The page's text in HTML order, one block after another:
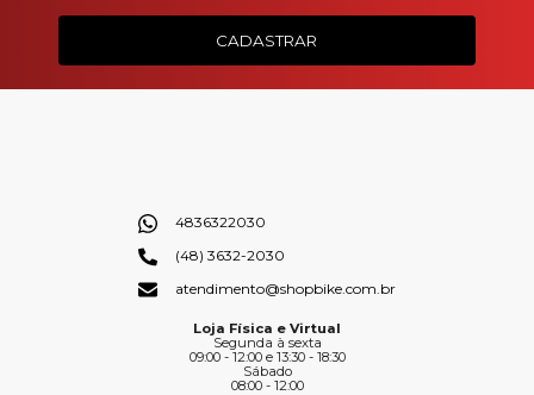
CADASTRAR
4836322030
(48) 3632-2030
atendimento@shopbike.com.br
Loja Física e Virtual
Segunda à sexta
09:00 - 12:00 e 13:30 - 18:30
Sábado
08:00 - 12:00